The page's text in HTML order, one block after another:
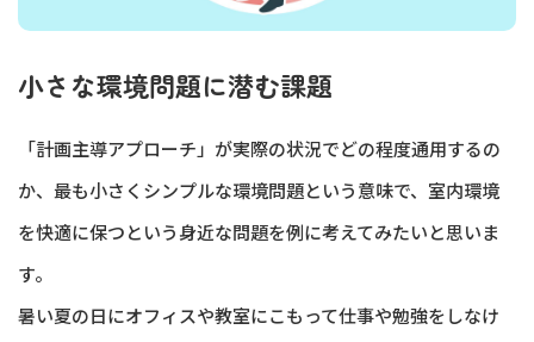
小さな環境問題に潜む課題
「計画主導アプローチ」が実際の状況でどの程度通用するの
か、最も小さくシンプルな環境問題という意味で、室内環境
を快適に保つという身近な問題を例に考えてみたいと思いま
す。
暑い夏の日にオフィスや教室にこもって仕事や勉強をしなけ